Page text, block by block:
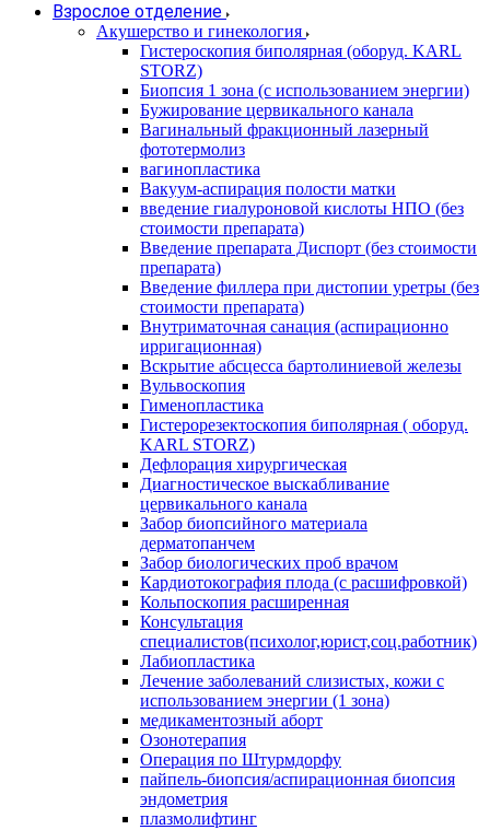
Взрослое отделение
Акушерство и гинекология
Гистероскопия биполярная (оборуд. KARL
STORZ)
Биопсия 1 зона (с использованием энергии)
Бужирование цервикального канала
Вагинальный фракционный лазерный
фототермолиз
вагинопластика
Вакуум-аспирация полости матки
введение гиалуроновой кислоты НПО (без
стоимости препарата)
Введение препарата Диспорт (без стоимости
препарата)
Введение филлера при дистопии уретры (без
стоимости препарата)
Внутриматочная санация (аспирационно
ирригационная)
Вскрытие абсцесса бартолиниевой железы
Вульвоскопия
Гименопластика
Гистерорезектоскопия биполярная ( оборуд.
KARL STORZ)
Дефлорация хирургическая
Диагностическое выскабливание
цервикального канала
Забор биопсийного материала
дерматопанчем
Забор биологических проб врачом
Кардиотокография плода (с расшифровкой)
Кольпоскопия расширенная
Консультация
специалистов(психолог,юрист,соц.работник)
Лабиопластика
Лечение заболеваний слизистых, кожи с
использованием энергии (1 зона)
медикаментозный аборт
Озонотерапия
Операция по Штурмдорфу
пайпель-биопсия/аспирационная биопсия
эндометрия
плазмолифтинг